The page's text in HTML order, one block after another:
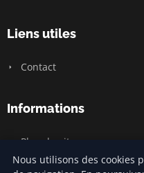
Liens utiles
Contact
Informations
Plan du site
Nous utilisons des cookies